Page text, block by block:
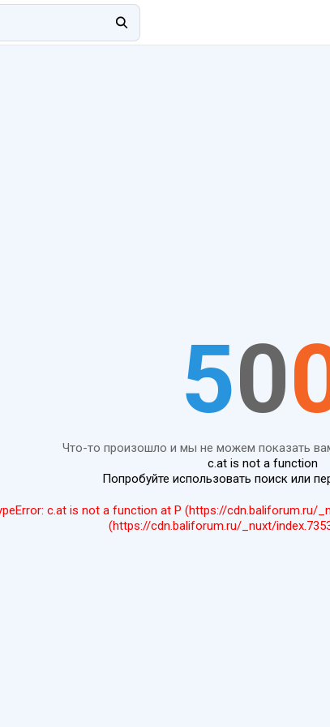
50
Что-то произошло и мы не можем показать
c.at is not a function
Попробуйте использовать поиск или
c.at is not a function at P (https://cdn.baliforum.ru/
(https://cdn.baliforum.ru/_nuxt/